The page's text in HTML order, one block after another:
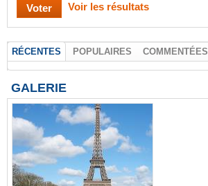
Voir les résultats
RÉCENTES POPULAIRES COMMENTÉES
GALERIE